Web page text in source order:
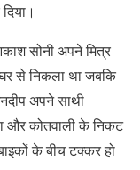
सोनी अपने मित्र
से निकला था जबकि
अपने साथी
और कोतवाली के निकट
के बीच टक्कर हो